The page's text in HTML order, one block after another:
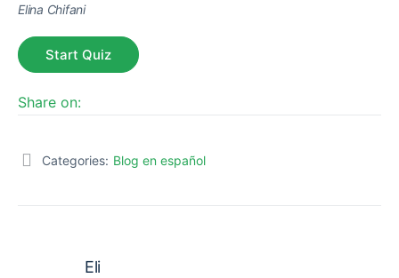
Elina Chifani
Share on:
Categories: Blog en español
Eli